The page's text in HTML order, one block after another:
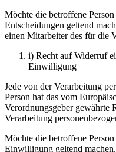
Möchte die betroffene
Entscheidungen geltend
einen Mitarbeiter des für die
i) Recht auf Widerruf
Einwilligung
Jede von der Verarbeitung
Person hat das vom
Verordnungsgeber
Verarbeitung
Möchte die betroffene
Einwilligung geltend